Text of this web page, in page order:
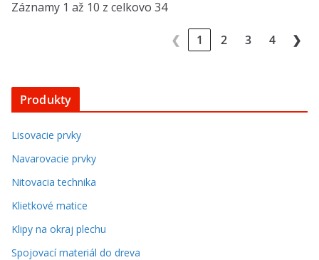
Záznamy 1 až 10 z celkovo 34
❮ 1 2 3 4 ❯
Produkty
Lisovacie prvky
Navarovacie prvky
Nitovacia technika
Klietkové matice
Klipy na okraj plechu
Spojovací materiál do dreva